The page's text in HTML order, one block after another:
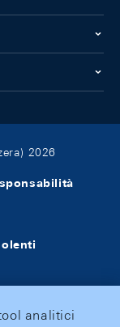
2026
analitici